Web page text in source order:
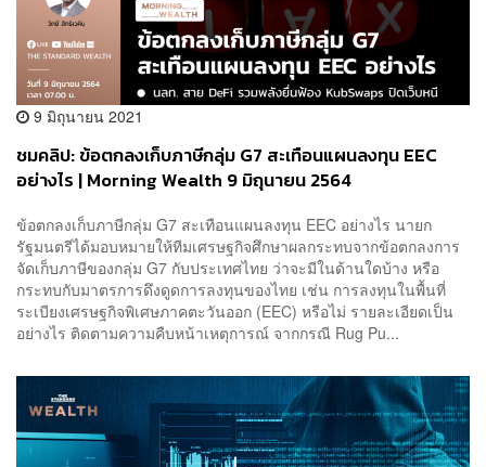
9 มิถุนายน 2021
ชมคลิป: ข้อตกลงเก็บภาษีกลุ่ม G7 สะเทือนแผนลงทุน EEC
อย่างไร | Morning Wealth 9 มิถุนายน 2564
ข้อตกลงเก็บภาษีกลุ่ม G7 สะเทือนแผนลงทุน EEC อย่างไร นายก
รัฐมนตรีได้มอบหมายให้ทีมเศรษฐกิจศึกษาผลกระทบจากข้อตกลงการ
จัดเก็บภาษีของกลุ่ม G7 กับประเทศไทย ว่าจะมีในด้านใดบ้าง หรือ
กระทบกับมาตรการดึงดูดการลงทุนของไทย เช่น การลงทุนในพื้นที่
ระเบียงเศรษฐกิจพิเศษภาคตะวันออก (EEC) หรือไม่ รายละเอียดเป็น
อย่างไร ติดตามความคืบหน้าเหตุการณ์ จากกรณี Rug Pu...